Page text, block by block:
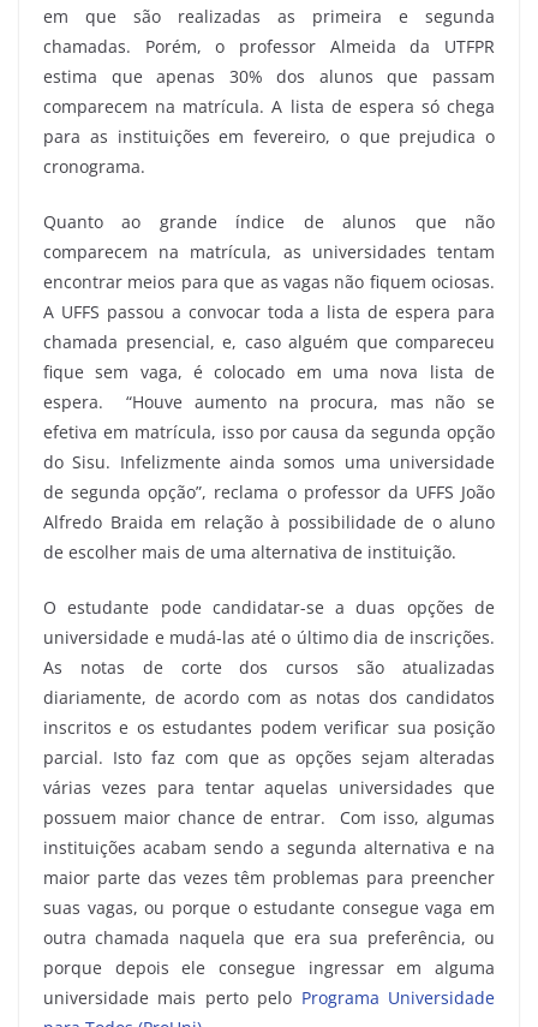
em que são realizadas as primeira e segunda
chamadas. Porém, o professor Almeida da UTFPR
estima que apenas 30% dos alunos que passam
comparecem na matrícula. A lista de espera só chega
para as instituições em fevereiro, o que prejudica o
cronograma.
Quanto ao grande índice de alunos que não
comparecem na matrícula, as universidades tentam
encontrar meios para que as vagas não fiquem ociosas.
A UFFS passou a convocar toda a lista de espera para
chamada presencial, e, caso alguém que compareceu
fique sem vaga, é colocado em uma nova lista de
espera. “Houve aumento na procura, mas não se
efetiva em matrícula, isso por causa da segunda opção
do Sisu. Infelizmente ainda somos uma universidade
de segunda opção”, reclama o professor da UFFS João
Alfredo Braida em relação à possibilidade de o aluno
de escolher mais de uma alternativa de instituição.
O estudante pode candidatar-se a duas opções de
universidade e mudá-las até o último dia de inscrições.
As notas de corte dos cursos são atualizadas
diariamente, de acordo com as notas dos candidatos
inscritos e os estudantes podem verificar sua posição
parcial. Isto faz com que as opções sejam alteradas
várias vezes para tentar aquelas universidades que
possuem maior chance de entrar. Com isso, algumas
instituições acabam sendo a segunda alternativa e na
maior parte das vezes têm problemas para preencher
suas vagas, ou porque o estudante consegue vaga em
outra chamada naquela que era sua preferência, ou
porque depois ele consegue ingressar em alguma
universidade mais perto pelo Programa Universidade